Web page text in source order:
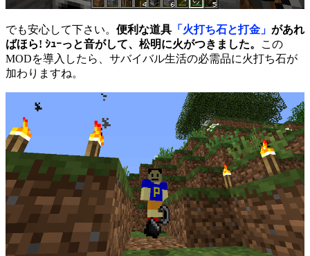
でも安心して下さい。 便利な道具 「火打ち石と打金」 があれ
ばほら! ｼｭｰっと音がして、松明に火がつきました。
この
MODを導入したら、サバイバル生活の必需品に火打ち石が
加わりますね。